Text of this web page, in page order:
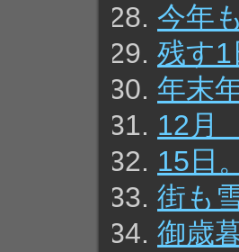
今年
残す1
年末
12月
15日。
街も
御歳